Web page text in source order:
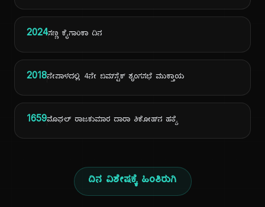
2024ಸಣ್ಣ ಕೈಗಾರಿಕಾ ದಿನ
2018ನೇಪಾಳದಲ್ಲಿ 4ನೇ ಬಿಮ್‌ಸ್ಟೆಕ್ ಶೃಂಗಸಭೆ ಮುಕ್ತಾಯ
1659ಮೊಘಲ್ ರಾಜಕುಮಾರ ದಾರಾ ಶಿಕೋಹ್‌ನ ಹತ್ಯೆ
ದಿನ ವಿಶೇಷಕ್ಕೆ ಹಿಂತಿರುಗಿ